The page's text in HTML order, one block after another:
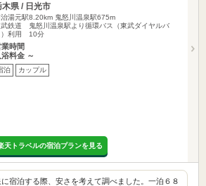
木県 / 日光市
治湯元駅8.20km 鬼怒川温泉駅675m
鉄道 鬼怒川温泉駅より循環バス（東武ダイヤルバ
）利用 10分
業時間
浴料金 ～
泊 カップル
天トラベルの宿泊プランを見る
宿泊する際、安さを考えて調べました。一泊６８